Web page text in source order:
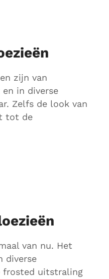
zijn van
in diverse
Zelfs de look van
tot de
van nu. Het
diverse
frosted uitstraling